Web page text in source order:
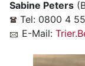
Sabine Peters
Tel: 0800 4
E-Mail: